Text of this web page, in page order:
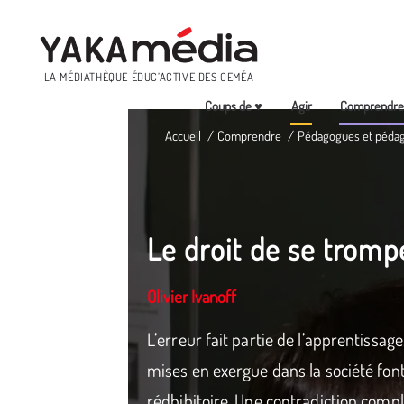
LA MÉDIATHÈQUE ÉDUC’ACTIVE DES CEMÉA
Menu
Coups de ♥ Agir Comprendre
Accueil Comprendre Pédagogues et
Le droit de se
Olivier Ivanoff
L’erreur fait partie de
mises en exergue dans la société